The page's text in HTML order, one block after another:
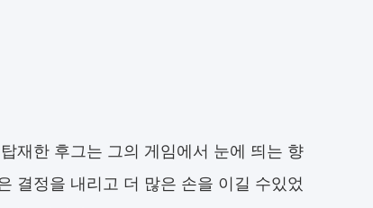
재한 후그는 그의 게임에서 눈에 띄는 향
결정을 내리고 더 많은 손을 이길 수있었